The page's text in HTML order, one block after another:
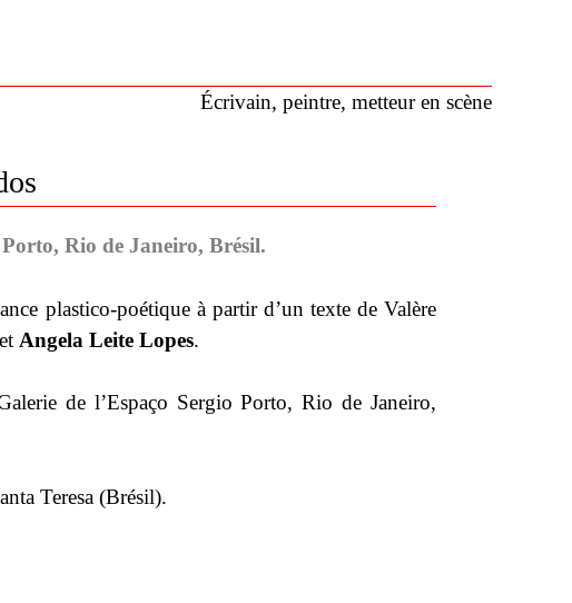
Écrivain, peintre, metteur en scène
Rio de Janeiro, Brésil.
plastico-poétique à partir d’un texte de Valère
et Angela Leite Lopes.
de l’Espaço Sergio Porto, Rio de Janeiro,
Teresa (Brésil).